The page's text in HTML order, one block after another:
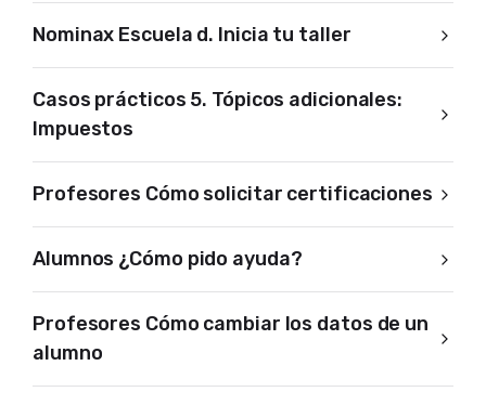
Nominax Escuela d. Inicia tu taller
Casos prácticos 5. Tópicos adicionales:
Impuestos
Profesores Cómo solicitar certificaciones
Alumnos ¿Cómo pido ayuda?
Profesores Cómo cambiar los datos de un
alumno